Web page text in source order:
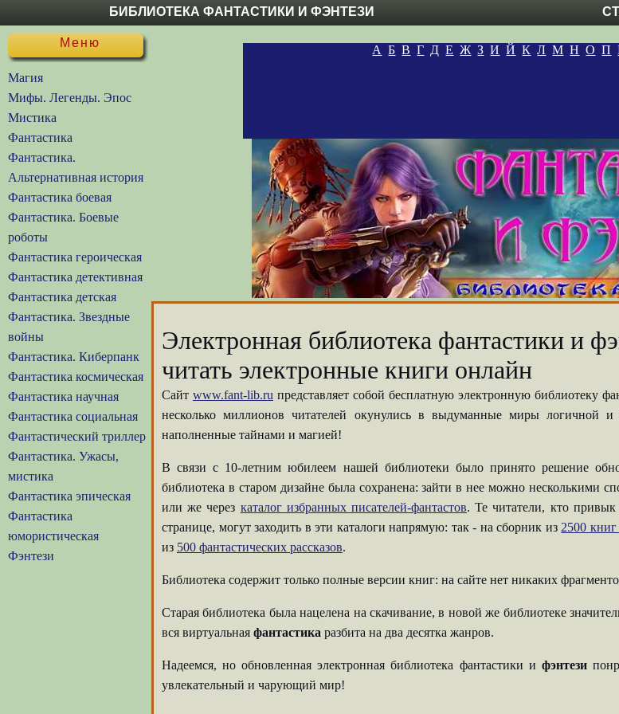
БИБЛИОТЕКА ФАНТАСТИКИ И ФЭНТЕЗИ
Меню
Магия
Мифы. Легенды. Эпос
Мистика
Фантастика
Фантастика.
Альтернативная история
Фантастика боевая
Фантастика. Боевые
роботы
Фантастика героическая
Фантастика детективная
Фантастика детская
Фантастика. Звездные
войны
Фантастика. Киберпанк
Фантастика космическая
Фантастика научная
Фантастика социальная
Фантастический триллер
Фантастика. Ужасы,
мистика
Фантастика эпическая
Фантастика
юмористическая
Фэнтези
А Б В Г Д Е Ж З И Й К Л М Н О П
Электронная библиотека фантастики и
читать электронные книги онлайн
Сайт www.fant-lib.ru представляет собой бесплатную электронную библиотеку
несколько миллионов читателей окунулись в выдуманные миры логичной
наполненные тайнами и магией!
В связи с 10-летним юбилеем нашей библиотеки было принято решение
библиотека в старом дизайне была сохранена: зайти в нее можно несколькими
или же через каталог избранных писателей-фантастов. Те читатели, кто
странице, могут заходить в эти каталоги напрямую: так - на сборник из 2500
из 500 фантастических рассказов.
Библиотека содержит только полные версии книг: на сайте нет никаких
Старая библиотека была нацелена на скачивание, в новой же библиотеке
вся виртуальная фантастика разбита на два десятка жанров.
Надеемся, но обновленная электронная библиотека фантастики и фэнтези
увлекательный и чарующий мир!